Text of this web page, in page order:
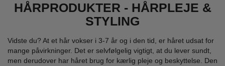
HÅRPRODUKTER - HÅRPLEJE &
STYLING
Vidste du? At et hår vokser i 3-7 år og i den tid, er håret udsat for
mange påvirkninger. Det er selvfølgelig vigtigt, at du lever sundt,
men derudover har håret brug for kærlig pleje og beskyttelse. Den